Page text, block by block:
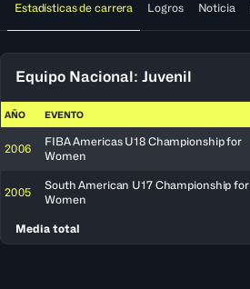
Estadísticas de carrera Logros Noticia
Equipo Nacional: Juvenil
AÑO EVENTO
2006
FIBA Americas U18 Championship for
Women
2005
South American U17 Championship for
Women
Media total